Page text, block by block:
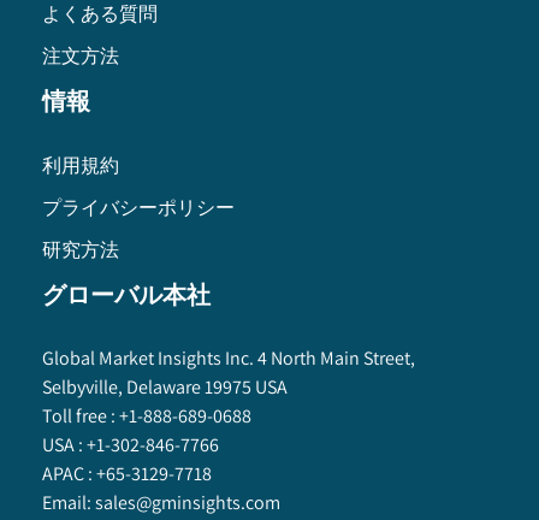
よくある質問
注文方法
情報
利用規約
プライバシーポリシー
研究方法
グローバル本社
Global Market Insights Inc. 4 North Main Street,
Selbyville, Delaware 19975 USA
Toll free :+1-888-689-0688
USA :+1-302-846-7766
APAC :+65-3129-7718
Email:sales@gminsights.com